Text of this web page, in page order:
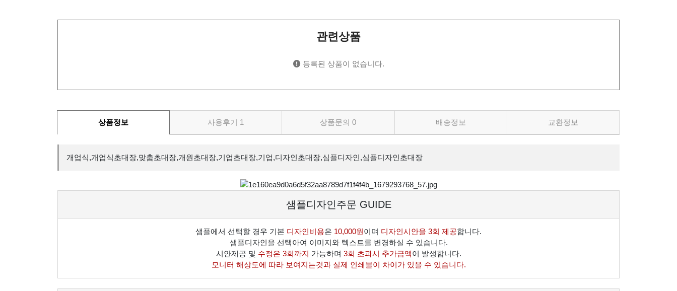
관련상품
등록된 상품이 없습니다.
상품정보 사용후기 1 상품문의0 배송정보 교환정보
개업식,개업식초대장,맞춤초대장,개원초대장,기업초대장,기업,디자인초대장,심플디자인,심플디자인초대장
샘플디자인주문 GUIDE
샘플에서 선택할 경우 기본 디자인비용은 10,000원이며 디자인시안을 3회 제공합니다.
샘플디자인을 선택아여 이미지와 텍스트를 변경하실 수 있습니다.
시안제공 및 수정은 3회까지 가능하며 3회 초과시 추가금액이 발생합니다.
모니터 해상도에 따라 보여지는것과 실제 인쇄물이 차이가 있을 수 있습니다.